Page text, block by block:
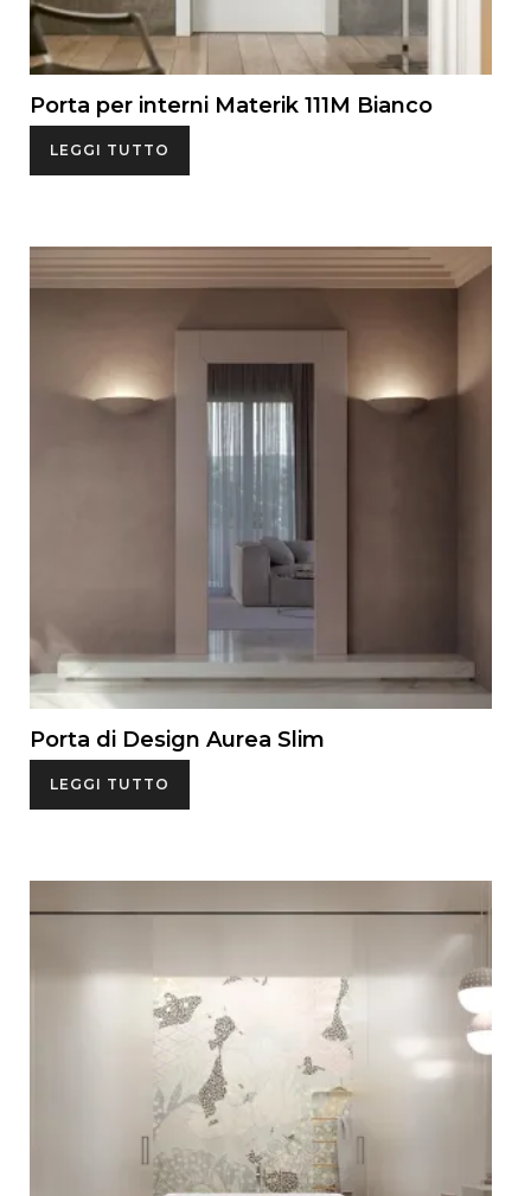
Porta per interni Materik 111M Bianco
LEGGI TUTTO
Porta di Design Aurea Slim
LEGGI TUTTO